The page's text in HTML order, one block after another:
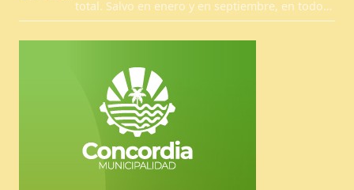
total. Salvo en enero y en septiembre, en todo…